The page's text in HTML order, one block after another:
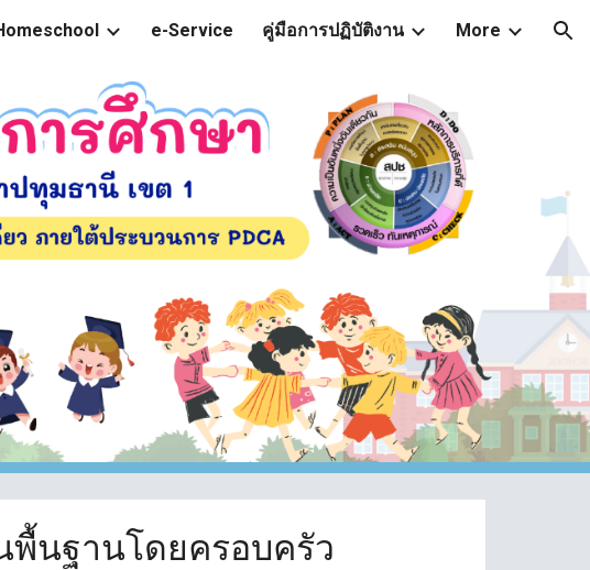
to navigation e-Service คู่มือการปฏิบัติงาน More
พื้นฐานโดยครอบครัว